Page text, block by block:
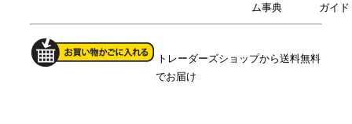
ム事典
ガイド
トレーダーズショップから送料無料
でお届け